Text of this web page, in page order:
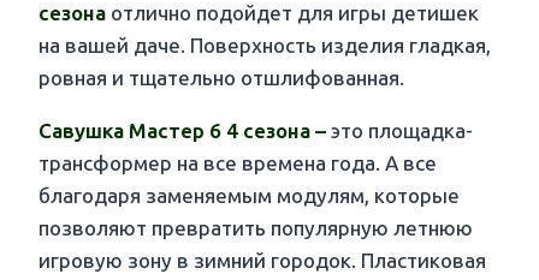
сезона отлично подойдет для игры детишек
на вашей даче. Поверхность изделия гладкая,
ровная и тщательно отшлифованная.
Савушка Мастер 6 4 сезона – это площадка-
трансформер на все времена года. А все
благодаря заменяемым модулям, которые
позволяют превратить популярную летнюю
игровую зону в зимний городок. Пластиковая